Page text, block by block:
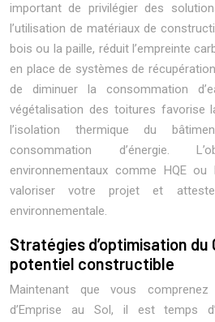
important de privilégier des
l’utilisation de matériaux de
bois ou la paille, réduit l’empreinte
en place de systèmes de
de diminuer la consommation
végétalisation des toitures favorise
l’isolation thermique du
consommation d’énergie.
environnementaux comme HQE ou
valoriser votre projet et
environnementale.
Stratégies d’optimisation du
potentiel constructible
Maintenant que vous
d’Emprise au Sol, il est temps